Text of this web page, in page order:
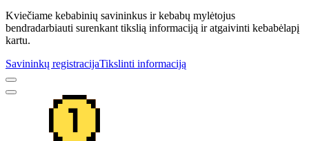
Kviečiame kebabinių savininkus ir kebabų mylėtojus
bendradarbiauti surenkant tikslią informaciją ir atgaivinti kebabėlapį
kartu.
Savininkų registracijaTikslinti informaciją